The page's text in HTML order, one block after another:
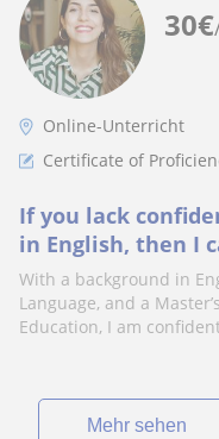
30€
Online-Unterricht
Certificate of
If you lack
in English, then I
With a background in
Language, and a
Education, I am
Mehr sehen